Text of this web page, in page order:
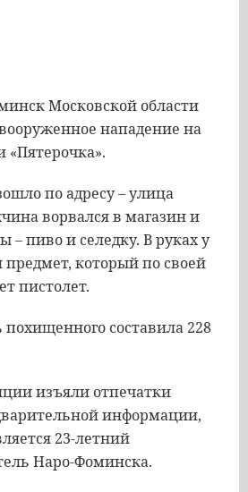
Московской области
нападение на
«Пятерочка».
по адресу – улица
ворвался в магазин и
– пиво и селедку. В руках у
который по своей
пистолет.
составила 228
изъяли отпечатки
информации,
23-летний
Наро-Фоминска.